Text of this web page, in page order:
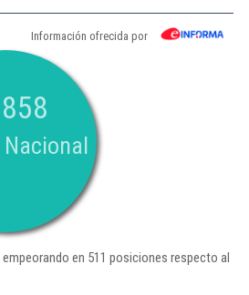
Información ofrecida por
en 511 posiciones respecto al